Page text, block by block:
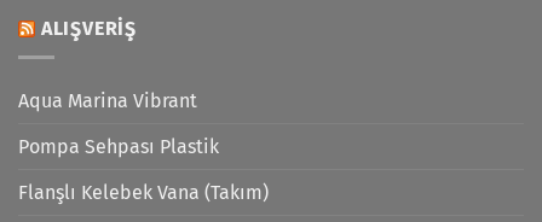
ALIŞVERIŞ
Aqua Marina Vibrant
Pompa Sehpası Plastik
Flanşlı Kelebek Vana (Takım)